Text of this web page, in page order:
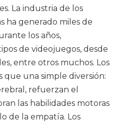
La industria de los
ha generado miles de
los años,
de videojuegos, desde
entre otros muchos. Los
que una simple diversión:
refuerzan el
las habilidades motoras
de la empatía. Los